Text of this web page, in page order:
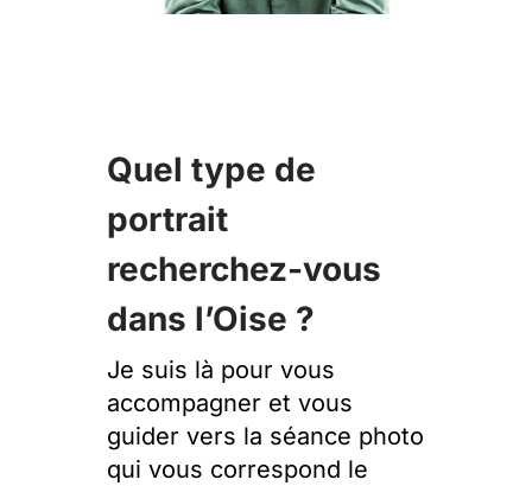
Quel type de
portrait
recherchez-vous
dans l’Oise ?
Je suis là pour vous
accompagner et vous
guider vers la séance photo
qui vous correspond le